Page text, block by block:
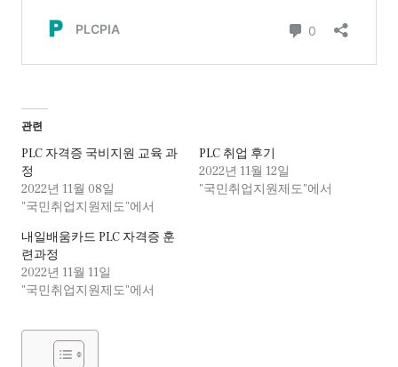
관련
PLC 자격증 국비지원 교육 과
정
2022년 11월 08일
"국민취업지원제도"에서
PLC 취업 후기
2022년 11월 12일
"국민취업지원제도"에서
내일배움카드 PLC 자격증 훈
련과정
2022년 11월 11일
"국민취업지원제도"에서